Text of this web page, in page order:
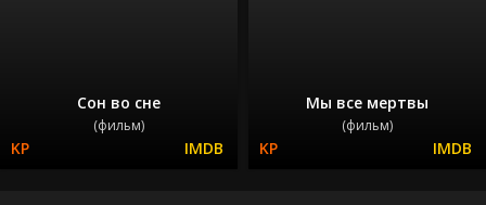
Сон во сне
(фильм)
Мы все мертвы
(фильм)